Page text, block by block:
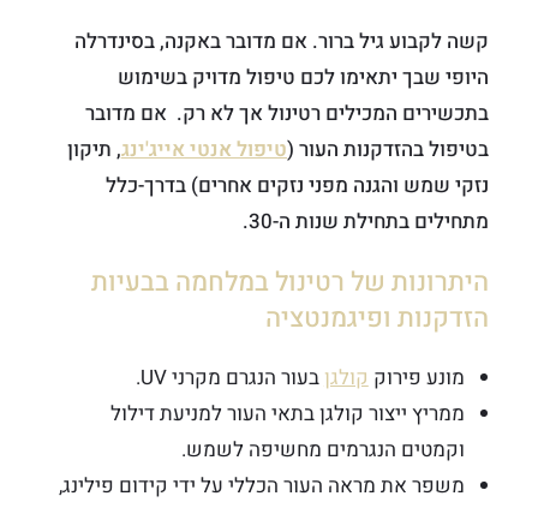
קשה לקבוע גיל ברור. אם מדובר באקנה, בסינדרלה
היופי שבך יתאימו לכם טיפול מדויק בשימוש
בתכשירים המכילים רטינול אך לא רק. אם מדובר
בטיפול בהזדקנות העור (טיפול אנטי אייג'ינג, תיקון
נזקי שמש והגנה מפני נזקים אחרים) בדרך-כלל
מתחילים בתחילת שנות ה-30.
היתרונות של רטינול במלחמה בבעיות
הזדקנות ופיגמנטציה
מונע פירוקקולגן בעור הנגרם מקרני UV.
ממריץ ייצור קולגן בתאי העור למניעת דילול
וקמטים הנגרמים מחשיפה לשמש.
משפר את מראה העור הכללי על ידי קידום פילינג,